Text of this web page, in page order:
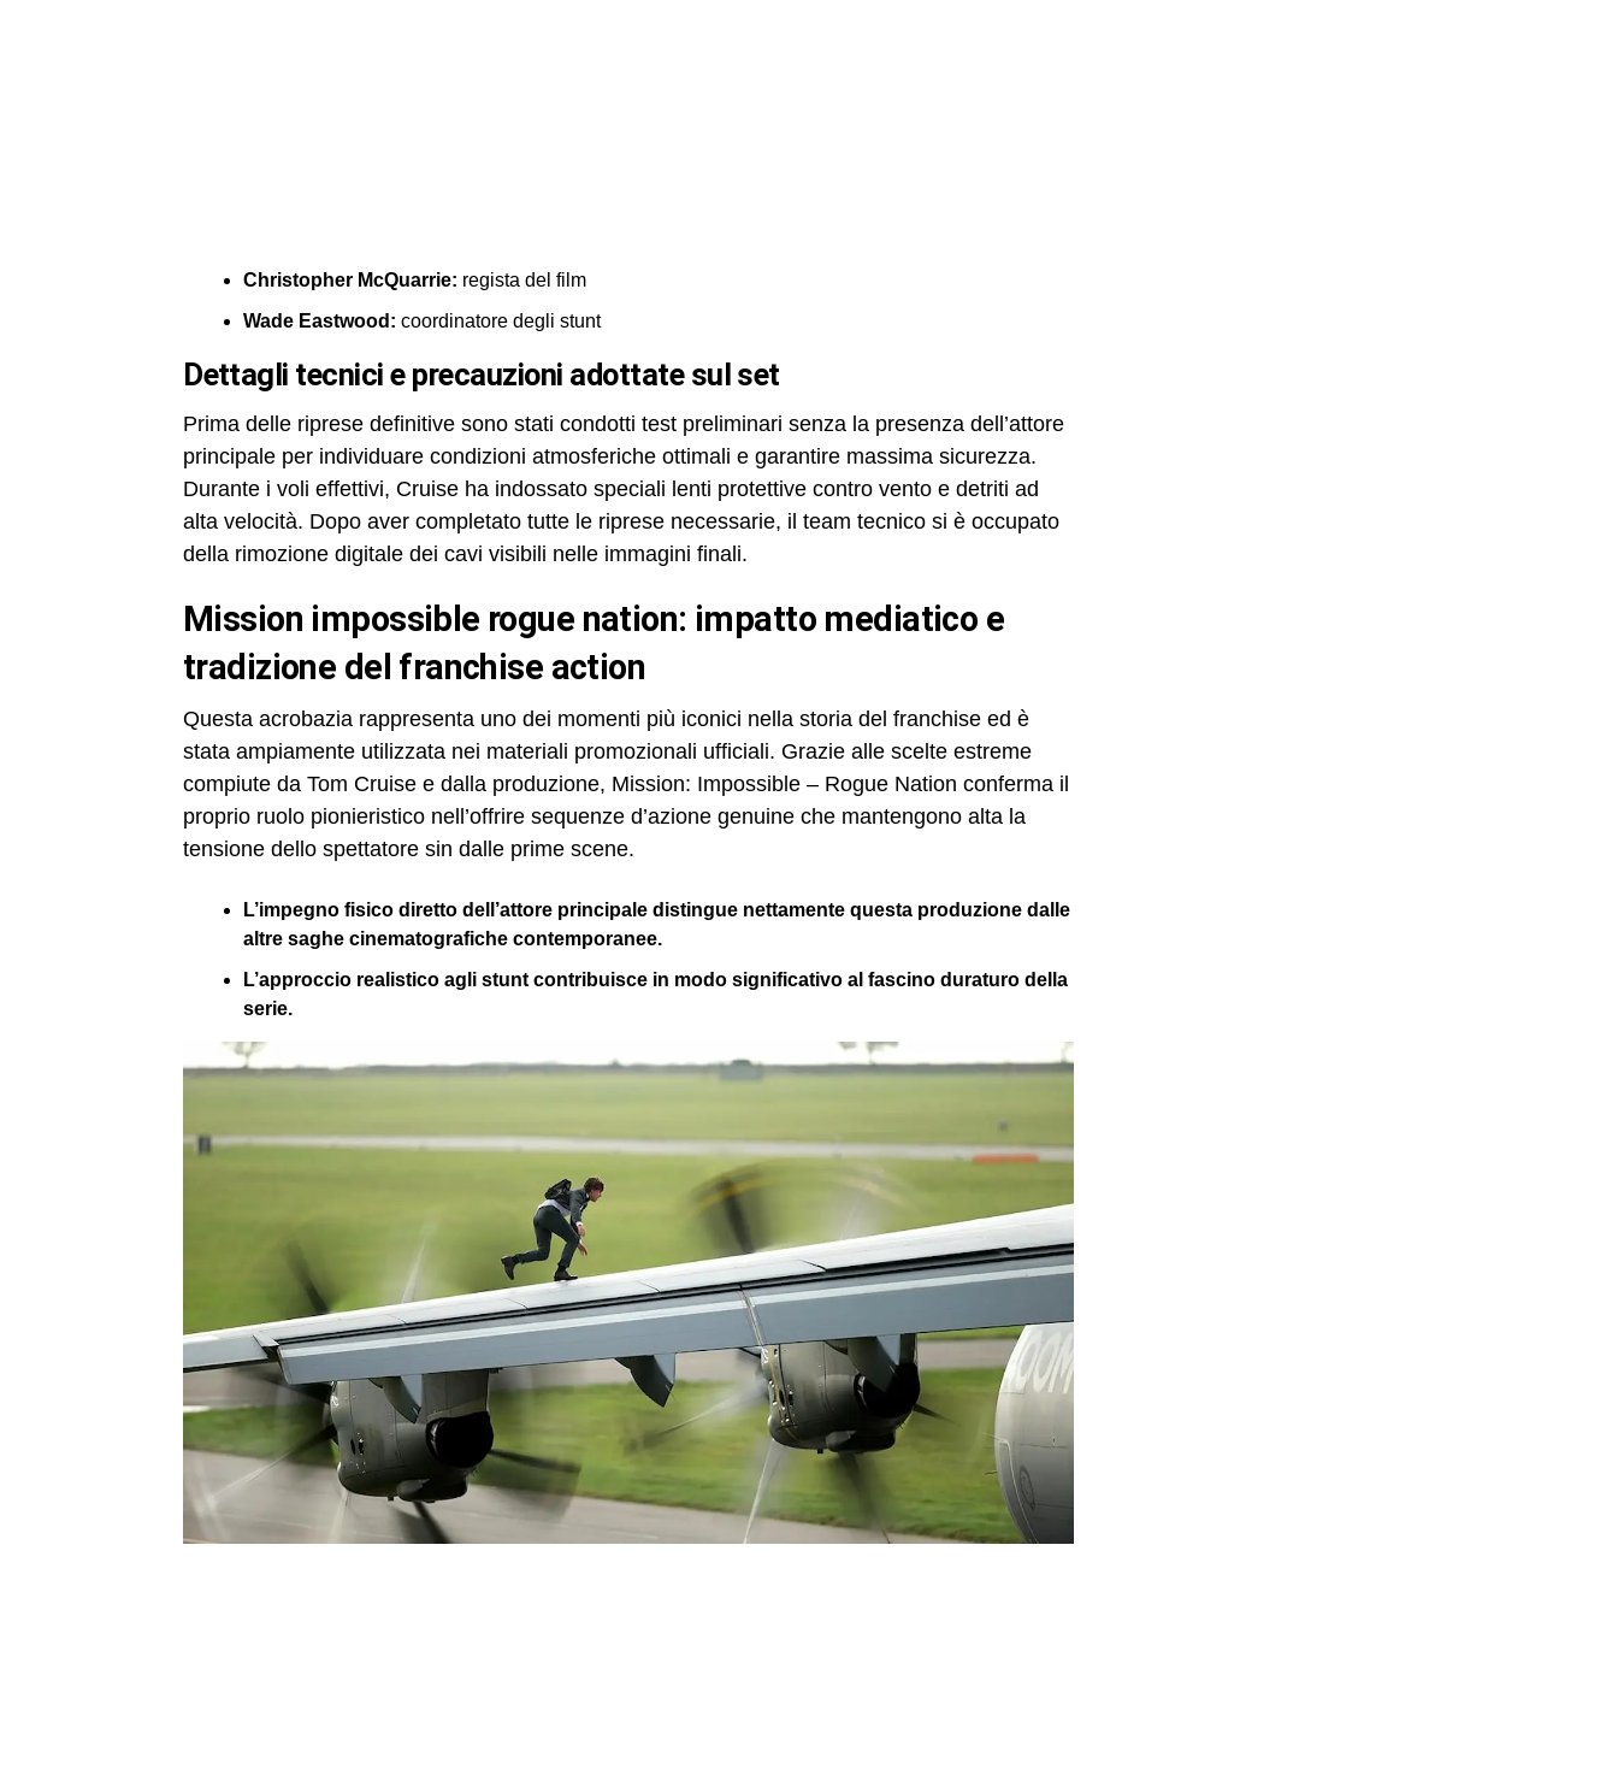
Christopher McQuarrie: regista del film
Wade Eastwood: coordinatore degli stunt
dettagli tecnici e precauzioni adottate sul set
Prima delle riprese definitive sono stati condotti test preliminari senza la presenza dell’attore
principale per individuare condizioni atmosferiche ottimali e garantire massima sicurezza.
Durante i voli effettivi, Cruise ha indossato speciali lenti protettive contro vento e detriti ad
alta velocità. Dopo aver completato tutte le riprese necessarie, il team tecnico si è occupato
della rimozione digitale dei cavi visibili nelle immagini finali.
mission impossible rogue nation: impatto mediatico e
tradizione del franchise action
Questa acrobazia rappresenta uno dei momenti più iconici nella storia del franchise ed è
stata ampiamente utilizzata nei materiali promozionali ufficiali. Grazie alle scelte estreme
compiute da Tom Cruise e dalla produzione, Mission: Impossible – Rogue Nation conferma il
proprio ruolo pionieristico nell’offrire sequenze d’azione genuine che mantengono alta la
tensione dello spettatore sin dalle prime scene.
L’impegno fisico diretto dell’attore principale distingue nettamente questa produzione dalle
altre saghe cinematografiche contemporanee.
L’approccio realistico agli stunt contribuisce in modo significativo al fascino duraturo della
serie.